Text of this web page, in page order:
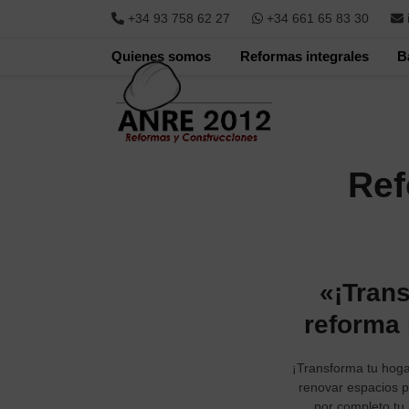
+34 93 758 62 27 +34 661 65 83 30
Quienes somos Reformas integrales
reforma
¡Transforma tu
renovar espacios